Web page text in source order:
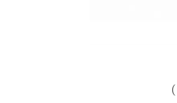
(